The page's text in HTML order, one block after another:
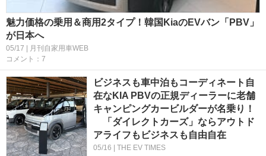
魅力価格の乗用＆商用2タイプ！韓国KiaのEVバン「PBV」
が日本へ
05/17 | 月刊自家用車WEB
コメント：7
ビジネスも車中泊もコーディネート自
在なKIA PBVの正規ディーラーに老舗
キャンピングカービルダーが名乗り！
「ダイレクトカーズ」ならアウトド
アライフもビジネスも自由自在
05/16 | THE EV TIMES